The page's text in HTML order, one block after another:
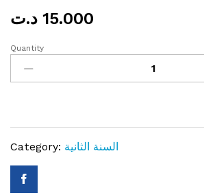
15.000 د.ت
المفكر
الرياضيات
quantity
Quantity
Category: السنة الثانية